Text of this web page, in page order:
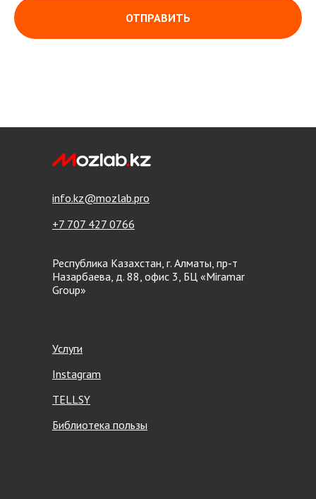
ОТПРАВИТЬ
+7 707 427 0766
Библиотека пользы
Услуги
Instagram
TELLSY
info.kz@mozlab.pro
Республика Казахстан, г. Алматы, пр-т
Назарбаева, д. 88, офис 3, БЦ «Miramar
Group»